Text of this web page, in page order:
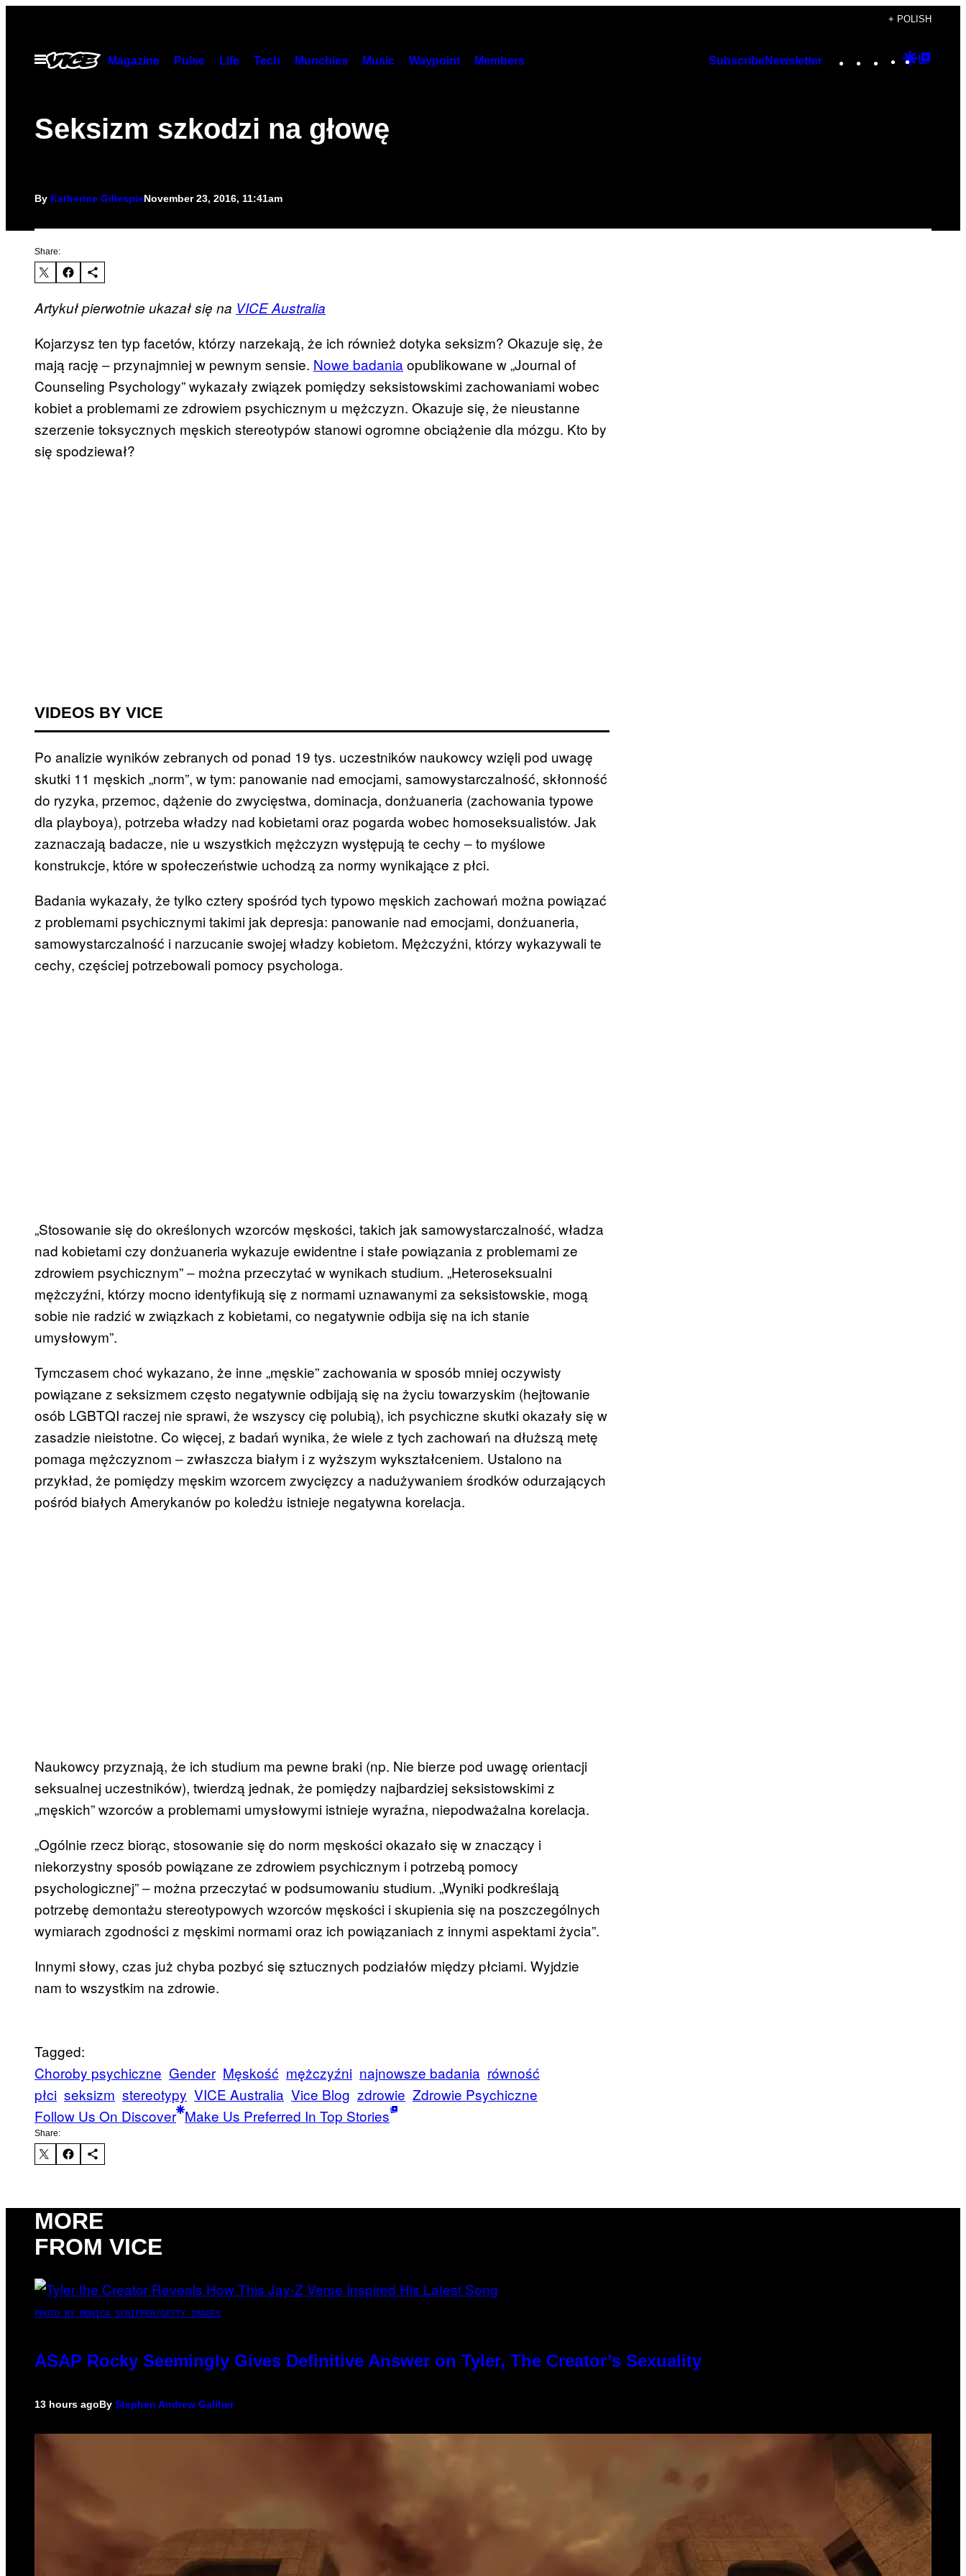
content
+ POLISH
Open
Menu
Magazine Pulse Life Tech Munchies Music Waypoint Members SubscribeNewsletter Instagram
TikTok
YouTube
Google
Seksizm szkodzi na głowę
By Katherine GillespieNovember 23, 2016, 11:41am
Share:
Artykuł pierwotnie ukazał się na VICE Australia
Kojarzysz ten typ facetów, którzy narzekają, że ich również dotyka seksizm? Okazuje się, że
mają rację ‒ przynajmniej w pewnym sensie. Nowe badania opublikowane w „Journal of
Counseling Psychology” wykazały związek pomiędzy seksistowskimi zachowaniami wobec
kobiet a problemami ze zdrowiem psychicznym u mężczyzn. Okazuje się, że nieustanne
szerzenie toksycznych męskich stereotypów stanowi ogromne obciążenie dla mózgu. Kto by
się spodziewał?
VIDEOS BY VICE
Po analizie wyników zebranych od ponad 19 tys. uczestników naukowcy wzięli pod uwagę
skutki 11 męskich „norm”, w tym: panowanie nad emocjami, samowystarczalność, skłonność
do ryzyka, przemoc, dążenie do zwycięstwa, dominacja, donżuaneria (zachowania typowe
dla playboya), potrzeba władzy nad kobietami oraz pogarda wobec homoseksualistów. Jak
zaznaczają badacze, nie u wszystkich mężczyzn występują te cechy ‒ to myślowe
konstrukcje, które w społeczeństwie uchodzą za normy wynikające z płci.
Badania wykazały, że tylko cztery spośród tych typowo męskich zachowań można powiązać
z problemami psychicznymi takimi jak depresja: panowanie nad emocjami, donżuaneria,
samowystarczalność i narzucanie swojej władzy kobietom. Mężczyźni, którzy wykazywali te
cechy, częściej potrzebowali pomocy psychologa.
„Stosowanie się do określonych wzorców męskości, takich jak samowystarczalność, władza
nad kobietami czy donżuaneria wykazuje ewidentne i stałe powiązania z problemami ze
zdrowiem psychicznym” ‒ można przeczytać w wynikach studium. „Heteroseksualni
mężczyźni, którzy mocno identyfikują się z normami uznawanymi za seksistowskie, mogą
sobie nie radzić w związkach z kobietami, co negatywnie odbija się na ich stanie
umysłowym”.
Tymczasem choć wykazano, że inne „męskie” zachowania w sposób mniej oczywisty
powiązane z seksizmem często negatywnie odbijają się na życiu towarzyskim (hejtowanie
osób LGBTQI raczej nie sprawi, że wszyscy cię polubią), ich psychiczne skutki okazały się w
zasadzie nieistotne. Co więcej, z badań wynika, że wiele z tych zachowań na dłuższą metę
pomaga mężczyznom ‒ zwłaszcza białym i z wyższym wykształceniem. Ustalono na
przykład, że pomiędzy męskim wzorcem zwycięzcy a nadużywaniem środków odurzających
pośród białych Amerykanów po koledżu istnieje negatywna korelacja.
Naukowcy przyznają, że ich studium ma pewne braki (np. Nie bierze pod uwagę orientacji
seksualnej uczestników), twierdzą jednak, że pomiędzy najbardziej seksistowskimi z
„męskich” wzorców a problemami umysłowymi istnieje wyraźna, niepodważalna korelacja.
„Ogólnie rzecz biorąc, stosowanie się do norm męskości okazało się w znaczący i
niekorzystny sposób powiązane ze zdrowiem psychicznym i potrzebą pomocy
psychologicznej” ‒ można przeczytać w podsumowaniu studium. „Wyniki podkreślają
potrzebę demontażu stereotypowych wzorców męskości i skupienia się na poszczególnych
wymiarach zgodności z męskimi normami oraz ich powiązaniach z innymi aspektami życia”.
Innymi słowy, czas już chyba pozbyć się sztucznych podziałów między płciami. Wyjdzie
nam to wszystkim na zdrowie.
Tagged:
Choroby psychiczne Gender Męskość mężczyźni najnowsze badania równość
płci seksizm stereotypy VICE Australia Vice Blog zdrowie Zdrowie Psychiczne
Follow Us On Discover Make Us Preferred In Top Stories
Share:
MORE
FROM VICE
PHOTO BY MONICA SCHIPPER/GETTY IMAGES
ASAP Rocky Seemingly Gives Definitive Answer on Tyler, The Creator’s Sexuality
13 hours agoBy Stephen Andrew Galiher